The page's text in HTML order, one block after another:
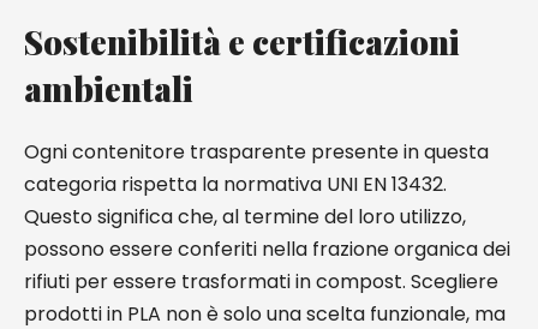
Sostenibilità e certificazioni
ambientali
Ogni contenitore trasparente presente in questa
categoria rispetta la normativa UNI EN 13432.
Questo significa che, al termine del loro utilizzo,
possono essere conferiti nella frazione organica dei
rifiuti per essere trasformati in compost. Scegliere
prodotti in PLA non è solo una scelta funzionale, ma